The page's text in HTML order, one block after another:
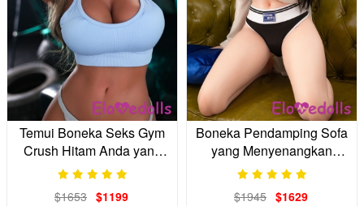
Temui Boneka Seks Gym
Crush Hitam Anda yang
Bugar dan Tebal | Imani
$1653 $1199
Boneka Pendamping Sofa
yang Menyenangkan
dengan Pakaian Santai
$1945 $1629